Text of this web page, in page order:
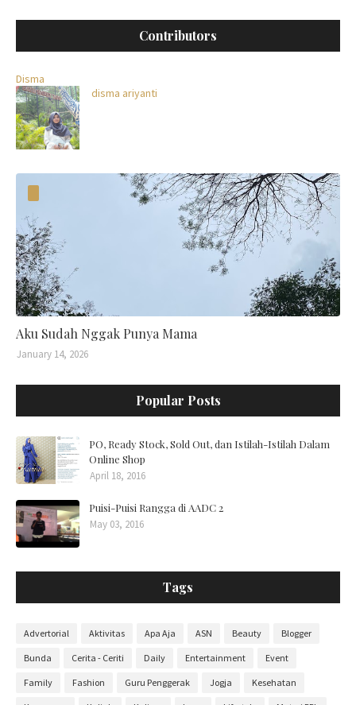
Contributors
Disma
disma ariyanti
Aku Sudah Nggak Punya Mama
January 14, 2026
Popular Posts
PO, Ready Stock, Sold Out, dan Istilah-Istilah Dalam
Online Shop
April 18, 2016
Puisi-Puisi Rangga di AADC 2
May 03, 2016
Tags
Advertorial Aktivitas Apa Aja ASN Beauty Blogger
Bunda Cerita - Ceriti Daily Entertainment Event
Family Fashion Guru Penggerak Jogja Kesehatan